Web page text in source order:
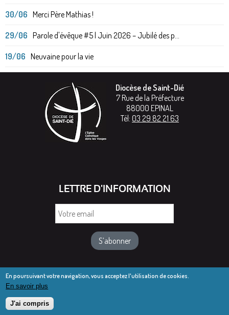
30/06 Merci Père Mathias !
29/06 Parole d'évêque #5 | Juin 2026 – Jubilé des p...
19/06 Neuvaine pour la vie
Diocèse de Saint-Dié
7 Rue de la Préfecture
88000 EPINAL
Tél: 03 29 82 21 63
LETTRE D'INFORMATION
© Diocèse de Saint-Dié 2016-2025
En poursuivant votre navigation, vous acceptez l'utilisation de cookies.
En savoir plus
J'ai compris